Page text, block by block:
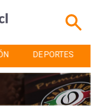
CULTURA